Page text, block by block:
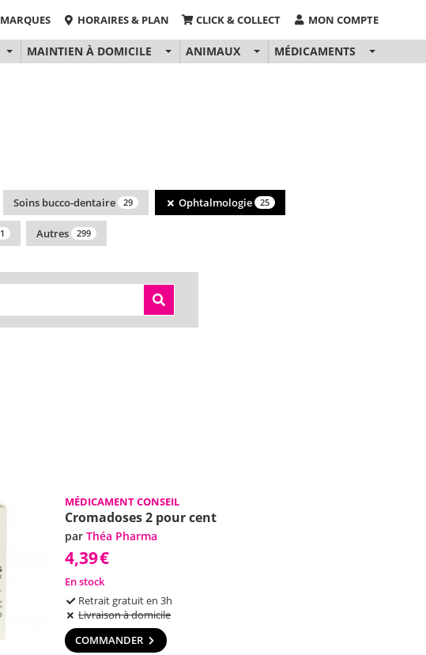
MARQUES HORAIRES & PLAN CLICK & COLLECT MON COMPTE
MAINTIEN À DOMICILE ANIMAUX MÉDICAMENTS
Soins bucco-dentaire 29 Ophtalmologie 25
1 Autres 299
MÉDICAMENT CONSEIL
Cromadoses 2 pour cent
par Théa Pharma
4,39€
En stock
Retrait gratuit en 3h
Livraison à domicile
COMMANDER